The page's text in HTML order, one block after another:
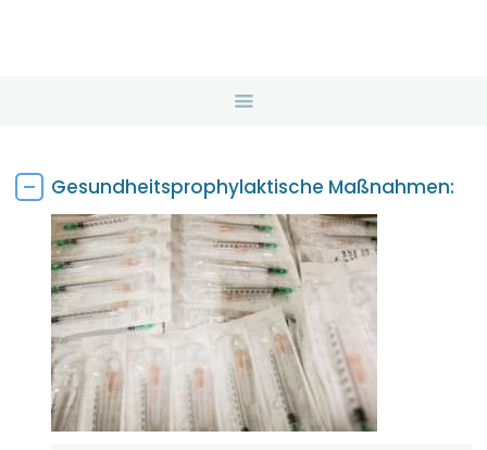
NEWS
KONTAKTDATEN
ONLINEBERATUNG
Gesundheitsprophylaktische Maßnahmen: